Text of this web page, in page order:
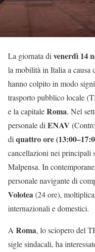
La giornata divenerdì 14
la mobilità in Italia a causa
hanno colpito in modo
trasporto pubblico locale
e la capitaleRoma. Nel
personale diENAV
diquattro ore
cancellazioni nei principali
Malpensa. In
personale navigante di
Volotea(24 ore),
internazionali e domestici.
A Roma, lo sciopero del
sigle sindacali, ha